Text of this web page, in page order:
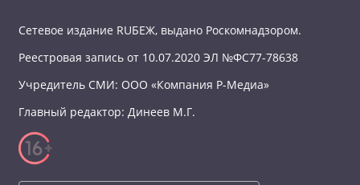
Сетевое издание RUБЕЖ, выдано Роскомнадзором.
Реестровая запись от 10.07.2020 ЭЛ №ФС77-78638
Учредитель СМИ: ООО «Компания Р-Медиа»
Главный редактор: Динеев М.Г.